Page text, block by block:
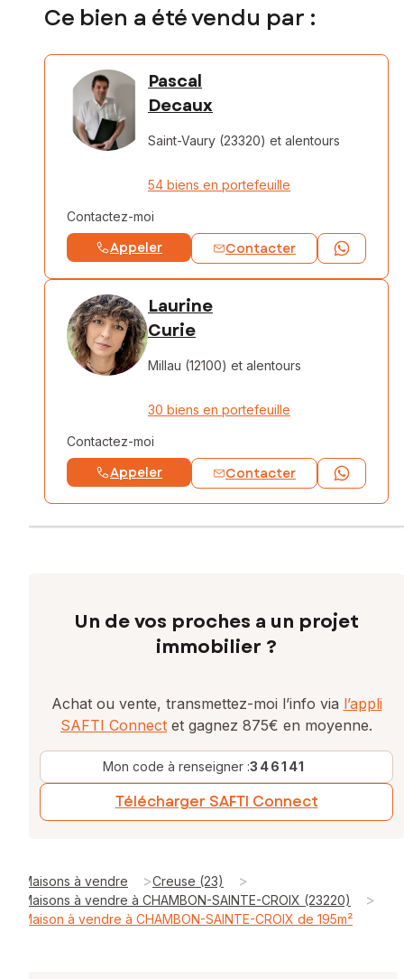
Ce bien a été vendu par :
Pascal
Decaux
Saint-Vaury (23320) et alentours
54 biens en portefeuille
Contactez-moi
Appeler Contacter
Laurine
Curie
Millau (12100) et alentours
30 biens en portefeuille
Contactez-moi
Appeler Contacter
Un de vos proches a un projet
immobilier ?
Achat ou vente, transmettez-moi l’info via l’appli
SAFTI Connect et gagnez 875€ en moyenne.
Mon code à renseigner :346141
Télécharger SAFTI Connect
Maisons à vendre >Creuse (23) >
Maisons à vendre à CHAMBON-SAINTE-CROIX (23220) >
Maison à vendre à CHAMBON-SAINTE-CROIX de 195m²